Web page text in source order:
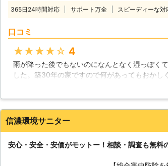
て頂ける様にな
をさせて頂きま
で、声を掛けてくださ
い対応力が自慢で
など従来型の駆除
にお任せ頂けれ
アリも怖くあり
ご用命ください。
365日24時間対応 サポート万全 スピーディーな対
口コミ
★★★★★ 4
雨が降った後でもないのになんとなく湿っぽく
した。築30年の家ですので何があってもおか
すと聞いてこちらのトラストさんにお願いしま
長野県 松本市 2016年12月18日
信濃環境サニター
安心・安全・安価がモットー！相談・調査も無料